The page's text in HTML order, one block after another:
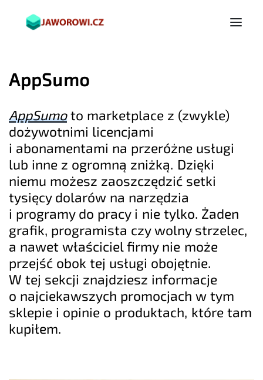
AppSumo
AppSumoto marketplace z (zwykle)
dożywotnimi licencjami
i abonamentami na przeróżne usługi
lub inne z ogromną zniżką. Dzięki
niemu możesz zaoszczędzić setki
tysięcy dolarów na narzędzia
i programy do pracy i nie tylko. Żaden
grafik, programista czy wolny strzelec,
a nawet właściciel firmy nie może
przejść obok tej usługi obojętnie.
W tej sekcji znajdziesz informacje
o najciekawszych promocjach w tym
sklepie i opinie o produktach, które tam
kupiłem.